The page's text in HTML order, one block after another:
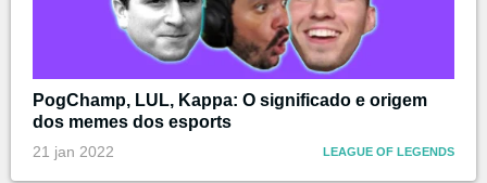
PogChamp, LUL, Kappa: O significado e origem
dos memes dos esports
21 jan 2022 LEAGUE OF LEGENDS